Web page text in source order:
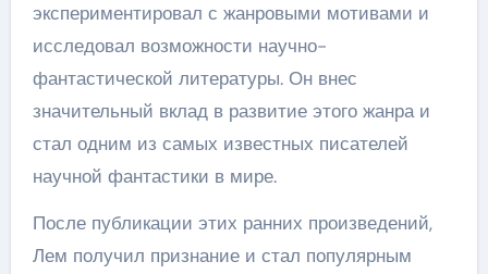
экспериментировал с жанровыми мотивами и
исследовал возможности научно-
фантастической литературы. Он внес
значительный вклад в развитие этого жанра и
стал одним из самых известных писателей
научной фантастики в мире.
После публикации этих ранних произведений,
Лем получил признание и стал популярным